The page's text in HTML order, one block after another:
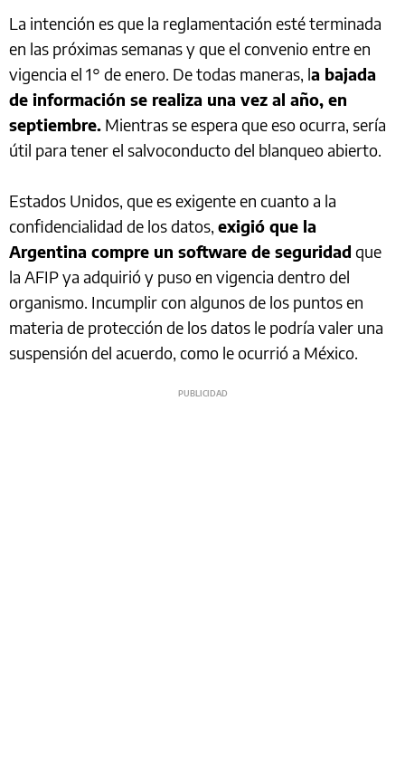
La intención es que la reglamentación esté terminada
en las próximas semanas y que el convenio entre en
vigencia el 1° de enero. De todas maneras, la bajada
de información se realiza una vez al año, en
septiembre. Mientras se espera que eso ocurra, sería
útil para tener el salvoconducto del blanqueo abierto.
Estados Unidos, que es exigente en cuanto a la
confidencialidad de los datos, exigió que la
Argentina compre un software de seguridad que
la AFIP ya adquirió y puso en vigencia dentro del
organismo. Incumplir con algunos de los puntos en
materia de protección de los datos le podría valer una
suspensión del acuerdo, como le ocurrió a México.